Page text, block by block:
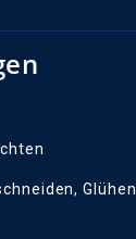
Glühen